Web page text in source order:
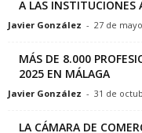
A LAS INSTITUCIONES
Javier González - 27 de
MÁS DE 8.000
2025 EN MÁLAGA
Javier González - 31 de
LA CÁMARA DE